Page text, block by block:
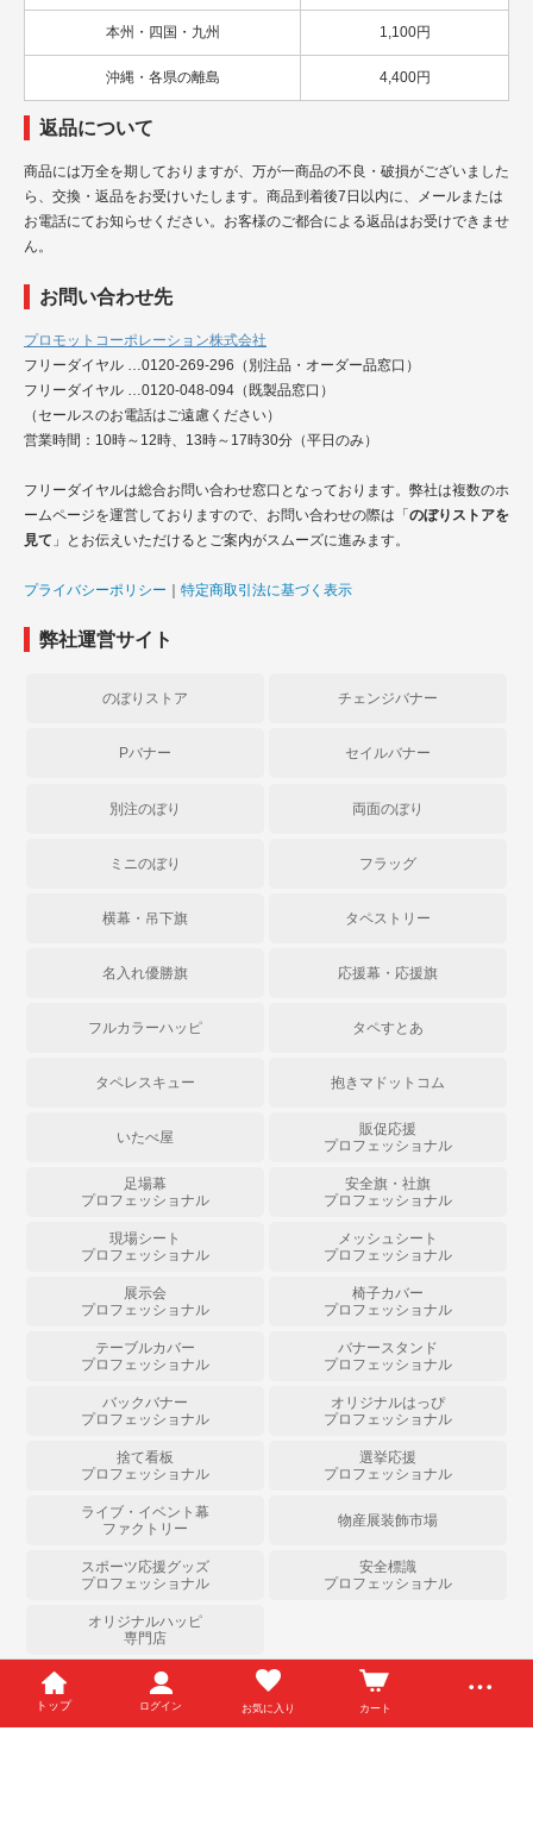
本州・四国・九州 1,100円
沖縄・各県の離島 4,400円
返品について
商品には万全を期しておりますが、万が一商品の不良・破損がございました
ら、交換・返品をお受けいたします。商品到着後7日以内に、メールまたは
お電話にてお知らせください。お客様のご都合による返品はお受けできませ
ん。
お問い合わせ先
プロモットコーポレーション株式会社
フリーダイヤル …0120-269-296（別注品・オーダー品窓口）
フリーダイヤル …0120-048-094（既製品窓口）
（セールスのお電話はご遠慮ください）
営業時間：10時～12時、13時～17時30分（平日のみ）
フリーダイヤルは総合お問い合わせ窓口となっております。弊社は複数のホ
ームページを運営しておりますので、お問い合わせの際は「 のぼりストアを
見て 」とお伝えいただけるとご案内がスムーズに進みます。
プライバシーポリシー 特定商取引法に基づく表示
弊社運営サイト
のぼりストア チェンジバナー
Pバナー セイルバナー
別注のぼり 両面のぼり
ミニのぼり フラッグ
横幕・吊下旗 タペストリー
名入れ優勝旗 応援幕・応援旗
フルカラーハッピ タペすとあ
タペレスキュー 抱きマドットコム
いたべ屋
販促応援
プロフェッショナル
足場幕
プロフェッショナル
安全旗・社旗
プロフェッショナル
現場シート
プロフェッショナル
メッシュシート
プロフェッショナル
展示会
プロフェッショナル
椅子カバー
プロフェッショナル
テーブルカバー
プロフェッショナル
バナースタンド
プロフェッショナル
バックバナー
プロフェッショナル
オリジナルはっぴ
プロフェッショナル
捨て看板
プロフェッショナル
選挙応援
プロフェッショナル
ライブ・イベント幕
ファクトリー
物産展装飾市場
スポーツ応援グッズ
プロフェッショナル
安全標識
プロフェッショナル
オリジナルハッピ
専門店
Copyright (c) のぼりストア All Right Reserved.
トップ ログイン お気に入り カート